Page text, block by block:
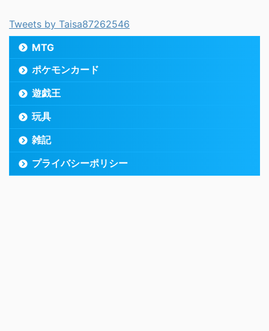
Tweets by Taisa87262546
MTG
ポケモンカード
遊戯王
玩具
雑記
プライバシーポリシー